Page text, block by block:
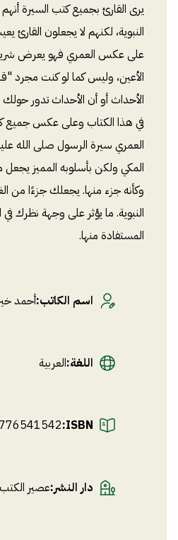
يرى القارئ بجميع كتب السيرة
النبوية، لكنهم لا يجعلون القارئ
على عكس العمري فهو يعرض شريط
الأعين، وليس كما لو كنت مجرد
الأحداث أو أن الأحداث تدور
في هذا الكتاب وعلى عكس جميع
العمري سيرة الرسول صلى الله
المكي ولكن بأسلوبه المميز
وكأنه جزء منها. يجعلك جزءًا من
النبوية. ما يؤثر على وجهة نظرك
المستفادة منها.
اسم الكاتب:أحمد
اللغة:العربية
ISBN:
دار النشر:عصير الكتب